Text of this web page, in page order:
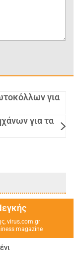
για
για τα
virus.com.gr
magazine